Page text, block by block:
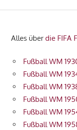
Alles überdie FIFA
Fußball WM
Fußball WM
Fußball WM
Fußball WM
Fußball WM
Fußball WM